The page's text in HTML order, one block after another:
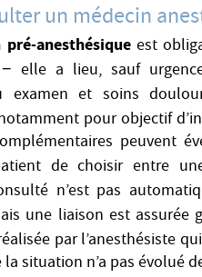
un médecin
anesthésiqueest
− elle a lieu, sauf
examen et soins
pour objectif
peuvent
de choisir entre
n’est pas
une liaison est assurée
par l’anesthésiste
la situation n’a pas évolué